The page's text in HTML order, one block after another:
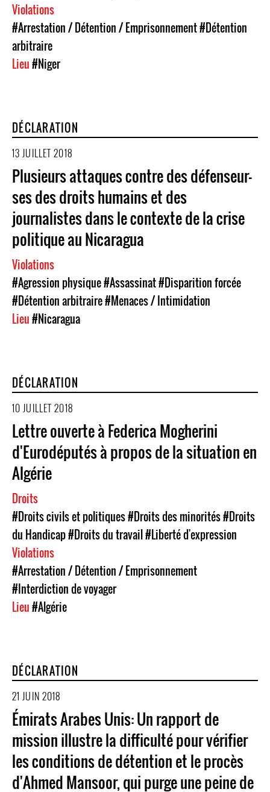
Violations
#Arrestation / Détention / Emprisonnement#Détention
arbitraire
Lieu#Niger
DÉCLARATION
13 JUILLET 2018
Plusieurs attaques contre des défenseur-
ses des droits humains et des
journalistes dans le contexte de la crise
politique au Nicaragua
Violations
#Agression physique#Assassinat#Disparition forcée
#Détention arbitraire#Menaces / Intimidation
Lieu#Nicaragua
DÉCLARATION
10 JUILLET 2018
Lettre ouverte à Federica Mogherini
d'Eurodéputés à propos de la situation en
Algérie
Droits
#Droits civils et politiques#Droits des minorités#Droits
du Handicap#Droits du travail#Liberté d'expression
Violations
#Arrestation / Détention / Emprisonnement
#Interdiction de voyager
Lieu#Algérie
DÉCLARATION
21 JUIN 2018
Émirats Arabes Unis: Un rapport de
mission illustre la difficulté pour vérifier
les conditions de détention et le procès
d'Ahmed Mansoor, qui purge une peine de